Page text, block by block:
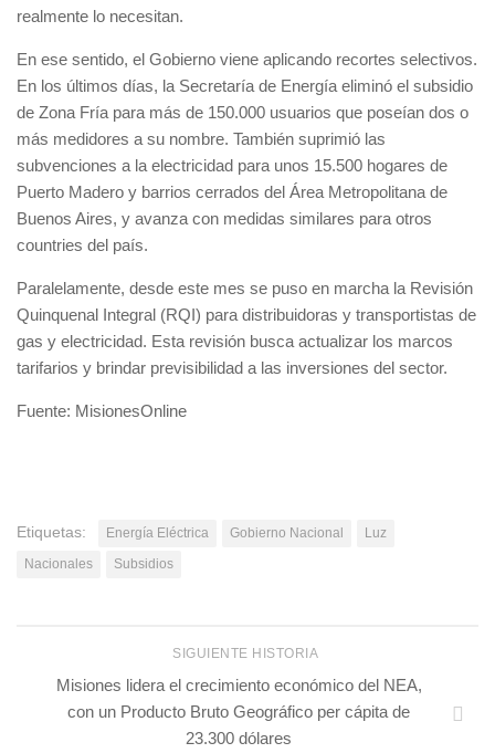
realmente lo necesitan.
En ese sentido, el Gobierno viene aplicando recortes selectivos.
En los últimos días, la Secretaría de Energía eliminó el subsidio
de Zona Fría para más de 150.000 usuarios que poseían dos o
más medidores a su nombre. También suprimió las
subvenciones a la electricidad para unos 15.500 hogares de
Puerto Madero y barrios cerrados del Área Metropolitana de
Buenos Aires, y avanza con medidas similares para otros
countries del país.
Paralelamente, desde este mes se puso en marcha la Revisión
Quinquenal Integral (RQI) para distribuidoras y transportistas de
gas y electricidad. Esta revisión busca actualizar los marcos
tarifarios y brindar previsibilidad a las inversiones del sector.
Fuente: MisionesOnline
Etiquetas: Energía Eléctrica Gobierno Nacional
Luz
Nacionales
Subsidios
SIGUIENTE HISTORIA
Misiones lidera el crecimiento económico del NEA,
con un Producto Bruto Geográfico per cápita de
23.300 dólares